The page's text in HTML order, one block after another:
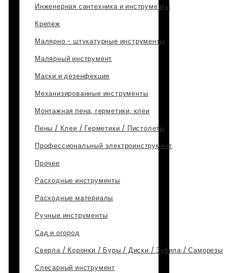
Инженерная сантехника и инструменты
Крепеж
Малярно - штукатурные инструменты
Малярный инструмент
Маски и дезенфекция
Механизированные инструменты
Монтажная пена, герметики, клеи
Пены / Клеи / Герметики / Пистолеты
Профессиональный электроинструмент
Прочее
Расходные инструменты
Расходные материалы
Ручные инструменты
Сад и огород
Сверла / Коронки / Буры / Диски / Зубила / Саморезы
Слесарный инструмент